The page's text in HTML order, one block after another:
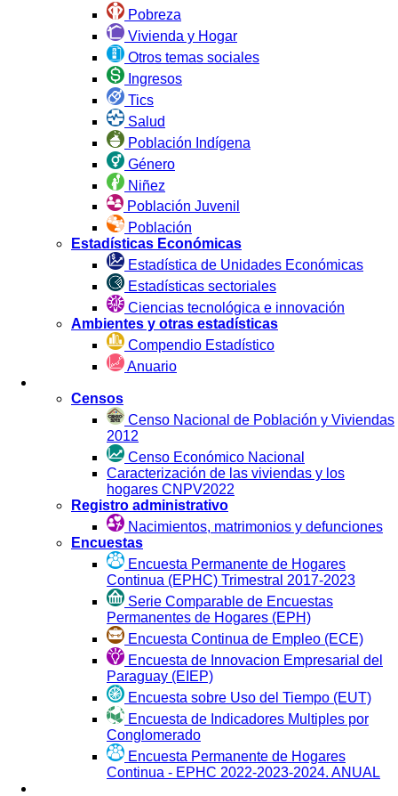
Pobreza
Vivienda y Hogar
Otros temas sociales
Ingresos
Tics
Salud
Población Indígena
Género
Niñez
Población Juvenil
Población
Estadísticas Económicas
Estadística de Unidades Económicas
Estadísticas sectoriales
Ciencias tecnológica e innovación
Ambientes y otras estadísticas
Compendio Estadístico
Anuario
Censos
Censo Nacional de Población y Viviendas
2012
Censo Económico Nacional
Caracterización de las viviendas y los
hogares CNPV2022
Registro administrativo
Nacimientos, matrimonios y defunciones
Encuestas
Encuesta Permanente de Hogares
Continua (EPHC) Trimestral 2017-2023
Serie Comparable de Encuestas
Permanentes de Hogares (EPH)
Encuesta Continua de Empleo (ECE)
Encuesta de Innovacion Empresarial del
Paraguay (EIEP)
Encuesta sobre Uso del Tiempo (EUT)
Encuesta de Indicadores Multiples por
Conglomerado
Encuesta Permanente de Hogares
Continua - EPHC 2022-2023-2024. ANUAL